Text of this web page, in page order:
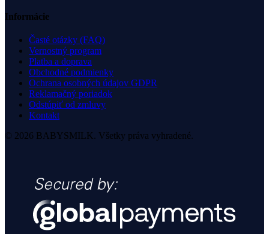
Informácie
Časté otázky (FAQ)
Vernostný program
Platba a doprava
Obchodné podmienky
Ochrana osobných údajov GDPR
Reklamačný poriadok
Odstúpiť od zmluvy
Kontakt
© 2026 BABYSMILK. Všetky práva vyhradené.